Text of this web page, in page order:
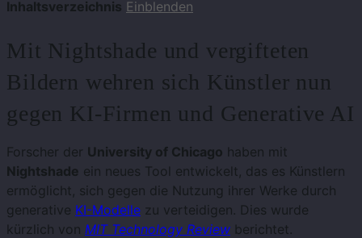
Inhaltsverzeichnis Einblenden
Mit Nightshade und vergifteten
Bildern wehren sich Künstler nun
gegen KI-Firmen und Generative AI
Forscher der University of Chicago haben mit
Nightshade ein neues Tool entwickelt, das es Künstlern
ermöglicht, sich gegen die Nutzung ihrer Werke durch
generative KI-Modelle zu verteidigen. Dies wurde
kürzlich von MIT Technology Review berichtet.